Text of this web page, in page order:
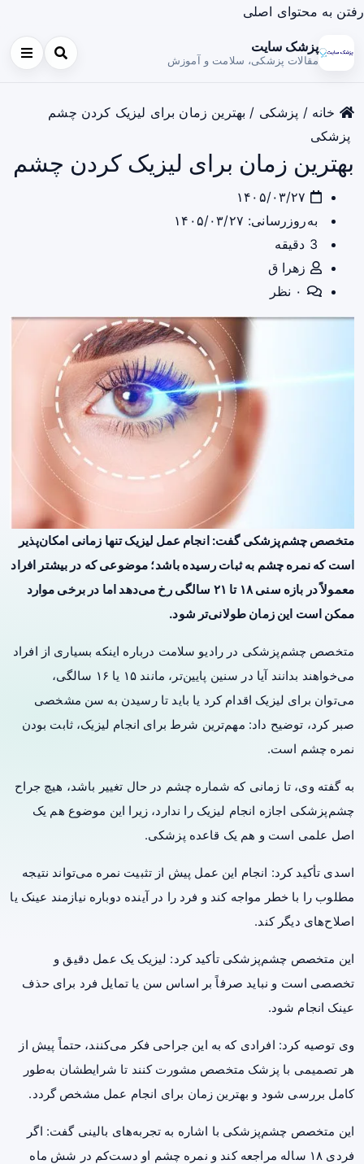
رفتن به محتوای اصلی
پزشک سایت
مقالات پزشکی، سلامت و آموزش
خانه / پزشکی / بهترین زمان برای لیزیک کردن چشم
پزشکی
بهترین زمان برای لیزیک کردن چشم
به‌روزرسانی: ۱۴۰۵/۰۳/۲۷
زهرا ق
متخصص چشم‌پزشکی گفت: انجام عمل لیزیک تنها زمانی امکان‌پذیر
است که نمره چشم به ثبات رسیده باشد؛ موضوعی که در بیشتر افراد
معمولاً در بازه سنی ۱۸ تا ۲۱ سالگی رخ می‌دهد اما در برخی موارد
ممکن است این زمان طولانی‌تر شود.
متخصص چشم‌پزشکی در رادیو سلامت درباره اینکه بسیاری از افراد
می‌خواهند بدانند آیا در سنین پایین‌تر، مانند ۱۵ یا ۱۶ سالگی،
می‌توان برای لیزیک اقدام کرد یا باید تا رسیدن به سن مشخصی
صبر کرد، توضیح داد: مهم‌ترین شرط برای انجام لیزیک، ثابت بودن
نمره چشم است.
به گفته وی، تا زمانی که شماره چشم در حال تغییر باشد، هیچ جراح
چشم‌پزشکی اجازه انجام لیزیک را ندارد، زیرا این موضوع هم یک
اصل علمی است و هم یک قاعده پزشکی.
اسدی تأکید کرد: انجام این عمل پیش از تثبیت نمره می‌تواند نتیجه
مطلوب را با خطر مواجه کند و فرد را در آینده دوباره نیازمند عینک یا
اصلاح‌های دیگر کند.
این متخصص چشم‌پزشکی تأکید کرد: لیزیک یک عمل دقیق و
تخصصی است و نباید صرفاً بر اساس سن یا تمایل فرد برای حذف
عینک انجام شود.
وی توصیه کرد: افرادی که به این جراحی فکر می‌کنند، حتماً پیش از
هر تصمیمی با پزشک متخصص مشورت کنند تا شرایطشان به‌طور
کامل بررسی شود و بهترین زمان برای انجام عمل مشخص گردد.
این متخصص چشم‌پزشکی با اشاره به تجربه‌های بالینی گفت: اگر
فردی ۱۸ ساله مراجعه کند و نمره چشم او دست‌کم در شش ماه